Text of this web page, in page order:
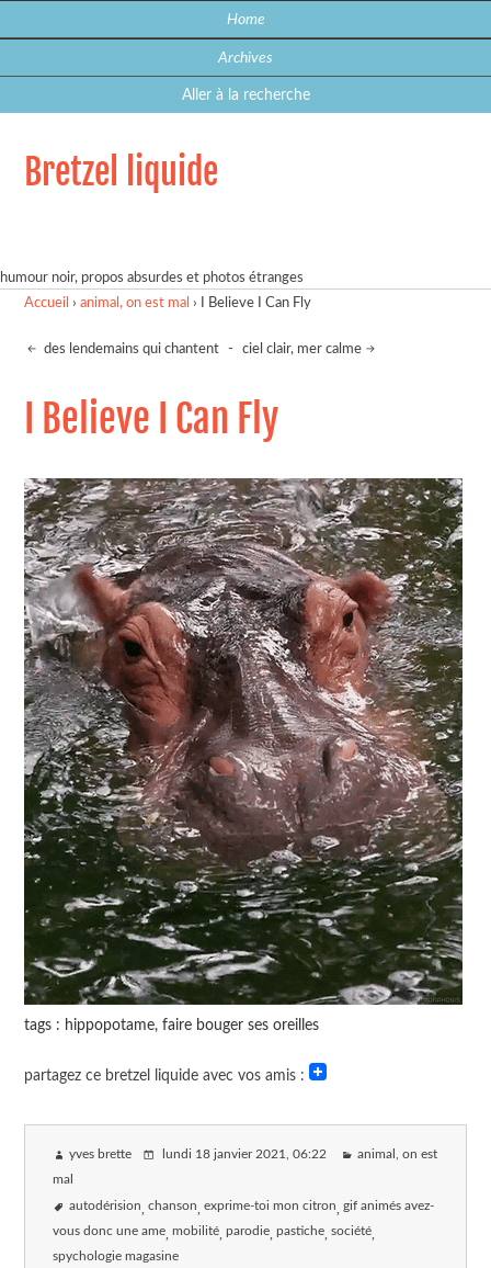
Home
Archives
Aller à la recherche
Bretzel liquide
humour noir, propos absurdes et photos étranges
Accueil ›animal, on est mal › I Believe I Can Fly
des lendemains qui chantent - ciel clair, mer calme
I Believe I Can Fly
tags : hippopotame, faire bouger ses oreilles
partagez ce bretzel liquide avec vos amis :
yves brette lundi 18 janvier 2021, 06:22 animal, on est
mal
autodérision chanson exprime-toi mon citron gif animés avez-
vous donc une ame mobilité parodie pastiche société
spychologie magasine